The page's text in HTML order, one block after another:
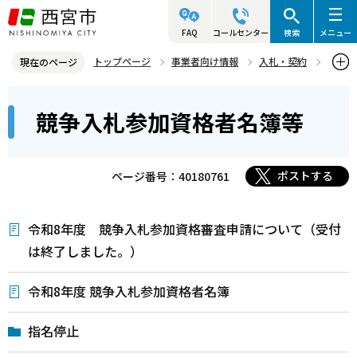
こ
の
ジ
先
FAQ コールセンター 検索 メニュー
現在のページ トップページ 事業者向け情報
入札・契約
こ
競争入札参加資格者名簿等
ページ番号：40180761 ポストする
令和8年度 競争入札参加資格審査申請について（受付
は終了しました。）
令和8年度 競争入札参加資格者名簿
指名停止